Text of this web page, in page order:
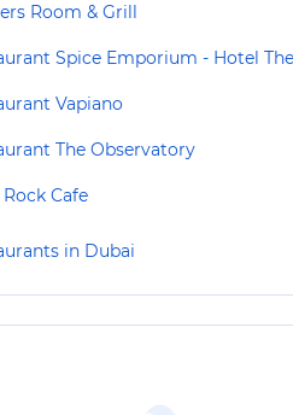
Room & Grill
Vapiano
The Observatory
Cafe
in Dubai